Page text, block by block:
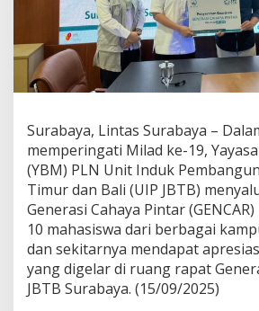
J
B
T
B
e
a
n
g
i
N
e
e
r
i
L
e
Surabaya, Lintas Surabaya –
memperingati Milad ke-19,
(YBM) PLN Unit Induk
Timur dan Bali (UIP JBTB)
Generasi Cahaya Pintar
10 mahasiswa dari berbagai
dan sekitarnya mendapat
yang digelar di ruang rapat
JBTB Surabaya. (15/09/2025)